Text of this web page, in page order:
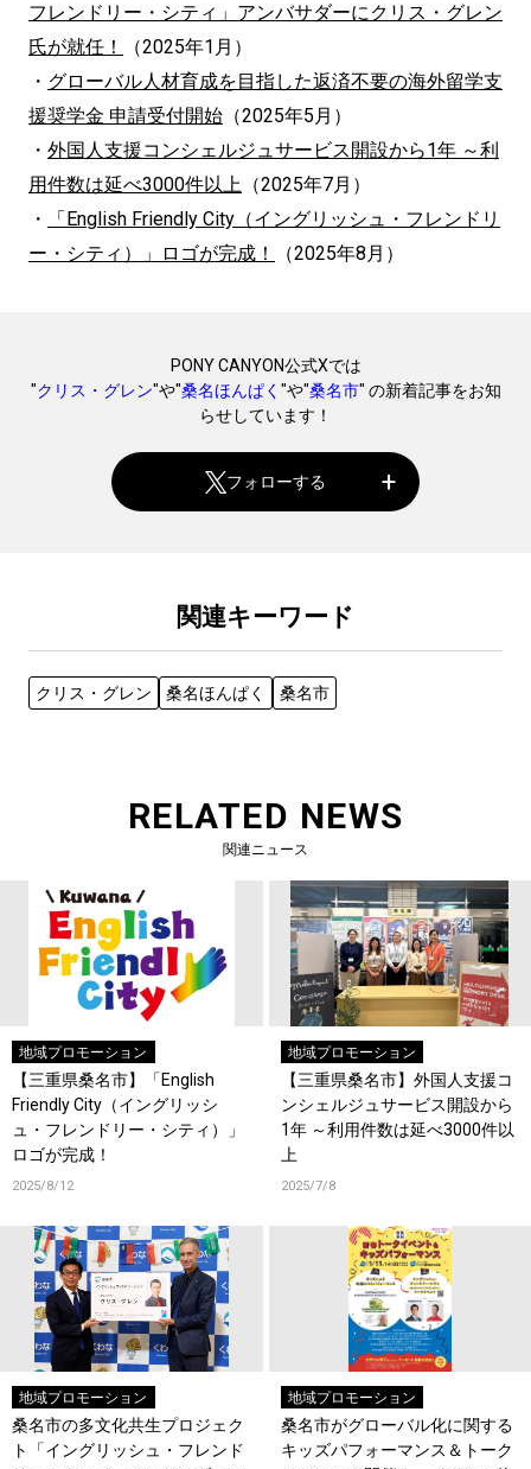
フレンドリー・シティ」アンバサダーにクリス・グレン
氏が就任！
（2025年1月）
・ グローバル人材育成を目指した返済不要の海外留学支
援奨学金 申請受付開始 （2025年5月）
・ 外国人支援コンシェルジュサービス開設から1年 ～利
用件数は延べ3000件以上 （2025年7月）
・
「English Friendly City（イングリッシュ・フレンドリ
ー・シティ）」ロゴが完成！
（2025年8月）
PONY CANYON公式Xでは
"クリス・グレン"や"桑名ほんぱく "や"桑名市" の新着記事をお知
らせしています！
フォローする
関連キーワード
クリス・グレン 桑名ほんぱく 桑名市
RELATED NEWS
関連ニュース
地域プロモーション
【三重県桑名市】「English
Friendly City（イングリッシ
ュ・フレンドリー・シティ）」
ロゴが完成！
2025/8/12
地域プロモーション
【三重県桑名市】外国人支援コ
ンシェルジュサービス開設から
1年 ～利用件数は延べ3000件以
上
2025/7/8
地域プロモーション
桑名市の多文化共生プロジェク
ト「イングリッシュ・フレンド
地域プロモーション
桑名市がグローバル化に関する
キッズパフォーマンス＆トーク